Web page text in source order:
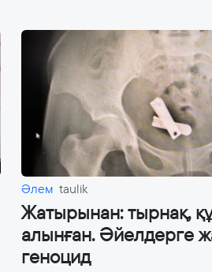
Әлем taulik
Жатырынан: тырнақ,
алынған. Әйелдерге
геноцид